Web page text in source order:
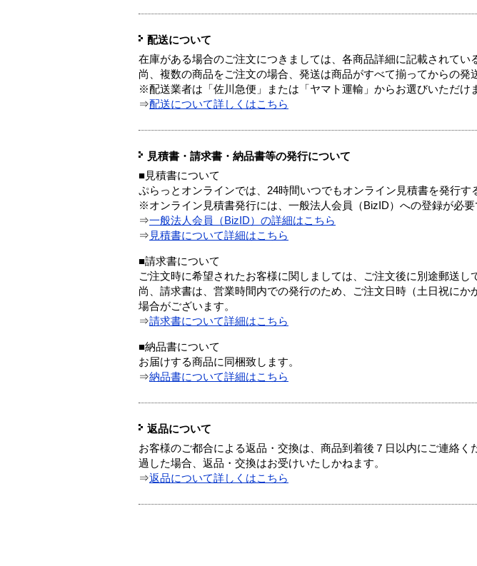
配送について
在庫がある場合のご注文につきましては、各商品詳細に記載されてい
尚、複数の商品をご注文の場合、発送は商品がすべて揃ってからの発
※配送業者は「佐川急便」または「ヤマト運輸」からお選びいただけ
⇒配送について詳しくはこちら
見積書・請求書・納品書等の発行について
■見積書について
ぷらっとオンラインでは、24時間いつでもオンライン見積書を発行す
※オンライン見積書発行には、一般法人会員（BizID）への登録が必要
⇒一般法人会員（BizID）の詳細はこちら
⇒ 見積書について詳細はこちら
■請求書について
ご注文時に希望されたお客様に関しましては、ご注文後に別途郵送し
尚、請求書は、営業時間内での発行のため、ご注文日時（土日祝に
場合がございます。
⇒請求書について詳細はこちら
■納品書について
お届けする商品に同梱致します。
⇒納品書について詳細はこちら
返品について
お客様のご都合による返品・交換は、商品到着後７日以内にご連絡
過した場合、返品・交換はお受けいたしかねます。
⇒返品について詳しくはこちら